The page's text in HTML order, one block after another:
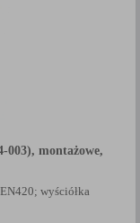
003), montażowe,
wyściółka